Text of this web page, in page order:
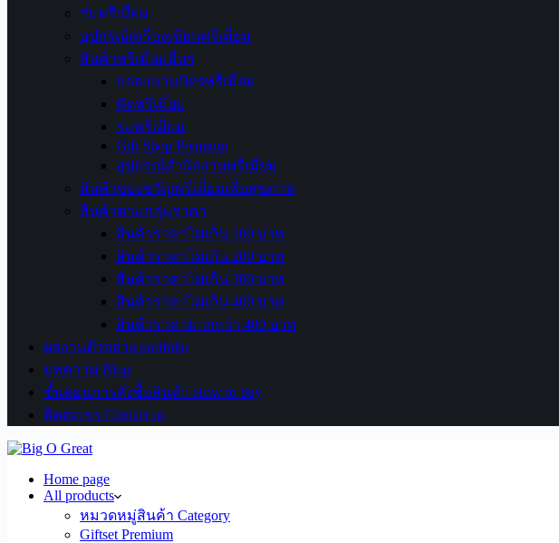
ร่มพรีเมี่ยม
อุปกรณ์เครื่องเขียนพรีเมี่ยม
สินค้าพรีเมี่ยมอื่นๆ
กล่องนามบัตรพรีเมี่ยม
พัดพรีเมี่ยม
ร่มพรีเมี่ยม
Gift Shop Premium
อุปกรณ์สำนักงานพรีเมี่ยม
สินค้าของขวัญพรีเมี่ยมเพื่อสุขภาพ
สินค้าตามกลุ่มราคา
สินค้าราคาไม่เกิน 100 บาท
สินค้าราคาไม่เกิน 200 บาท
สินค้าราคาไม่เกิน 300 บาท
สินค้าราคาไม่เกิน 400 บาท
สินค้าราคามากกว่า 400 บาท
ผลงานตัวอย่าง portfolio
บทความ Blog
ขั้นตอนการสั่งซื้อสินค้า How to buy
ติดต่อเรา Contact us
Home page
All products
หมวดหมู่สินค้า Category
Giftset Premium